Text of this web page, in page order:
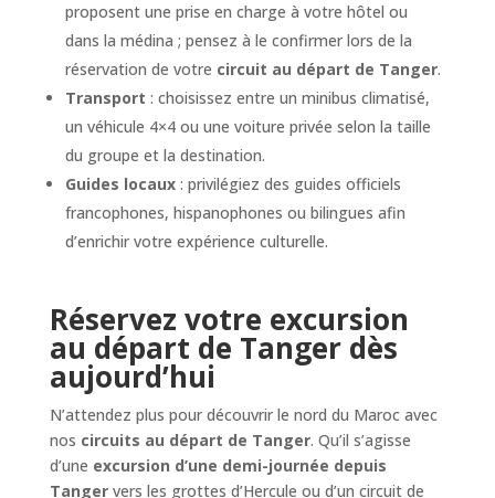
proposent une prise en charge à votre hôtel ou
dans la médina ; pensez à le confirmer lors de la
réservation de votre circuit au départ de Tanger.
Transport : choisissez entre un minibus climatisé,
un véhicule 4×4 ou une voiture privée selon la taille
du groupe et la destination.
Guides locaux: privilégiez des guides officiels
francophones, hispanophones ou bilingues afin
d’enrichir votre expérience culturelle.
Réservez votre excursion
au départ de Tanger dès
aujourd’hui
N’attendez plus pour découvrir le nord du Maroc avec
nos circuits au départ de Tanger. Qu’il s’agisse
d’une excursion d’une demi-journée depuis
Tangervers les grottes d’Hercule ou d’un circuit de